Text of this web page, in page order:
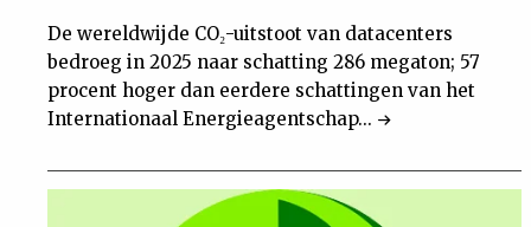
De wereldwijde CO₂-uitstoot van datacenters
bedroeg in 2025 naar schatting 286 megaton; 57
procent hoger dan eerdere schattingen van het
Internationaal Energieagentschap...